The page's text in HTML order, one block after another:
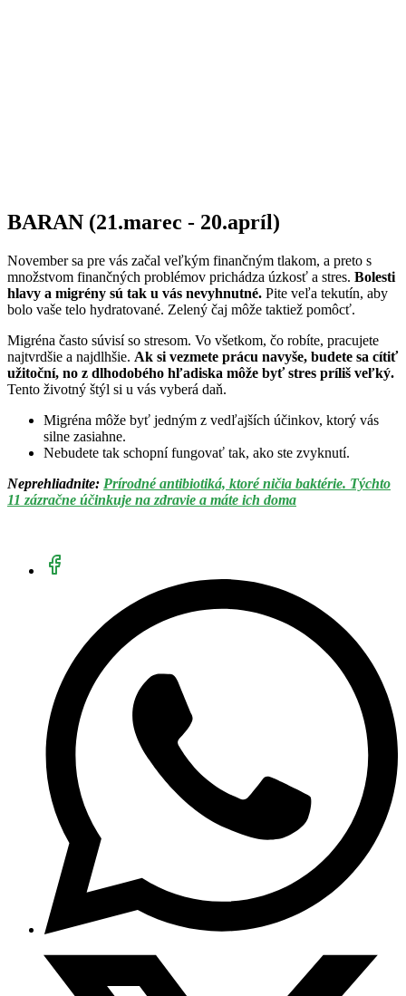
BARAN (21.marec - 20.apríl)
November sa pre vás začal veľkým finančným tlakom, a preto s
množstvom finančných problémov prichádza úzkosť a stres. Bolesti
hlavy a migrény sú tak u vás nevyhnutné. Pite veľa tekutín, aby
bolo vaše telo hydratované. Zelený čaj môže taktiež pomôcť.
Migréna často súvisí so stresom. Vo všetkom, čo robíte, pracujete
najtvrdšie a najdlhšie. Ak si vezmete prácu navyše, budete sa cítiť
užitoční, no z dlhodobého hľadiska môže byť stres príliš veľký.
Tento životný štýl si u vás vyberá daň.
Migréna môže byť jedným z vedľajších účinkov, ktorý vás
silne zasiahne.
Nebudete tak schopní fungovať tak, ako ste zvyknutí.
Neprehliadnite: Prírodné antibiotiká, ktoré ničia baktérie. Týchto
11 zázračne účinkuje na zdravie a máte ich doma